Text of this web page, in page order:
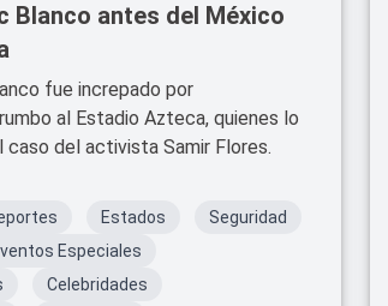
Blanco antes del México
fue increpado por
al Estadio Azteca, quienes lo
caso del activista Samir Flores.
Estados
Seguridad
Especiales
Celebridades